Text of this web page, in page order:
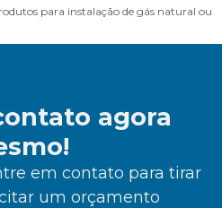
para instalação de gás natural ou
agora
em contato para tirar
um orçamento